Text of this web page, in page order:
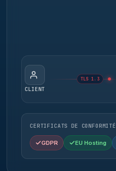
CLIENT
TLS 1.3
CERTIFICATS DE CONFORMITÉ
GDPR EU Hosting